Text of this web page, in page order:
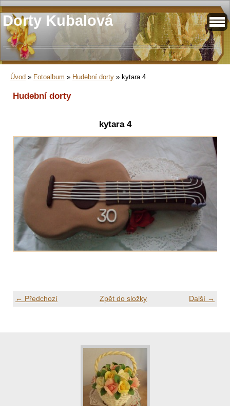
Dorty Kubalová
Úvod » Fotoalbum » Hudební dorty » kytara 4
Hudební dorty
kytara 4
← Předchozí Další →
Zpět do složky